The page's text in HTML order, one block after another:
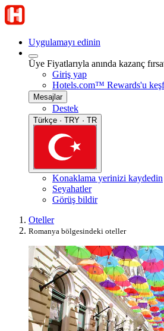
Uygulamayı edinin
Üye Fiyatlarıyla anında kazanç
Giriş yap
Hotels.com™ Rewards'u
Mesajlar
Destek
Türkçe · TRY · TR
Konaklama yerinizi kaydedin
Seyahatler
Görüş bildir
Oteller
Romanya bölgesindeki oteller